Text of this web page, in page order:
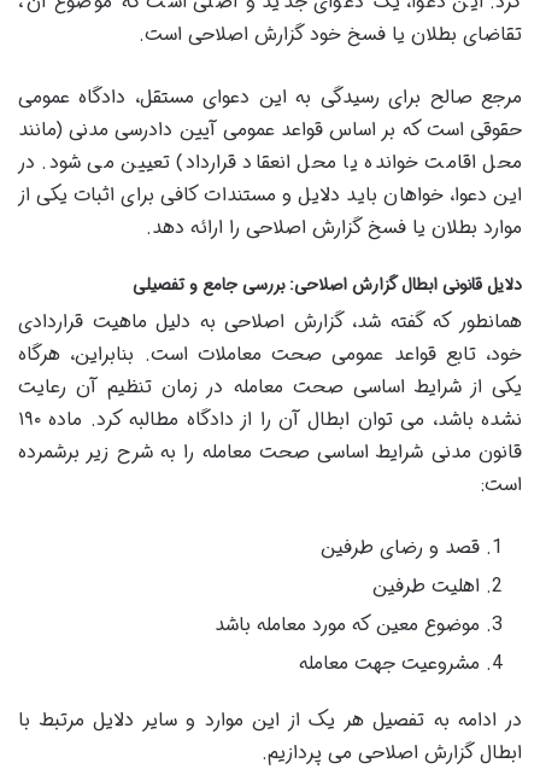
تقاضای بطلان یا فسخ خود گزارش اصلاحی است.
مرجع صالح برای رسیدگی به این دعوای مستقل، دادگاه عمومی
حقوقی است که بر اساس قواعد عمومی آیین دادرسی مدنی (مانند
محل اقامت خوانده یا محل انعقاد قرارداد) تعیین می شود. در
این دعوا، خواهان باید دلایل و مستندات کافی برای اثبات یکی از
موارد بطلان یا فسخ گزارش اصلاحی را ارائه دهد.
دلایل قانونی ابطال گزارش اصلاحی: بررسی جامع و تفصیلی
همانطور که گفته شد، گزارش اصلاحی به دلیل ماهیت قراردادی
خود، تابع قواعد عمومی صحت معاملات است. بنابراین، هرگاه
یکی از شرایط اساسی صحت معامله در زمان تنظیم آن رعایت
نشده باشد، می توان ابطال آن را از دادگاه مطالبه کرد. ماده ۱۹۰
قانون مدنی شرایط اساسی صحت معامله را به شرح زیر برشمرده
است:
قصد و رضای طرفین
اهلیت طرفین
موضوع معین که مورد معامله باشد
مشروعیت جهت معامله
در ادامه به تفصیل هر یک از این موارد و سایر دلایل مرتبط با
ابطال گزارش اصلاحی می پردازیم.